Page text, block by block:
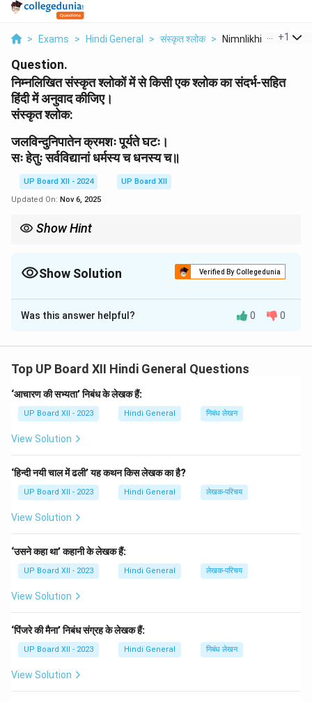
> Exams > Hindi General > संस्कृत श्लोक > Nimnlikhit Sanskrit
+1
Question.
निम्नलिखित संस्कृत श्लोकों में से किसी एक श्लोक का संदर्भ-सहित
हिंदी में अनुवाद कीजिए।
संस्कृत श्लोक:
जलविन्दुनिपातेन क्रमशः पूर्यते घटः।
सः हेतुः सर्वविद्यानां धर्मस्य च धनस्य च॥
UP Board XII - 2024
UP Board XII
Updated On: Nov 6, 2025
Show Hint
Show Solution Verified By Collegedunia
Solution and Explanation
संदर्भ: प्रस्तुत श्लोक में निरंतर प्रयास और धीरे-धीरे अर्जित ज्ञान के
अनुवाद: जिस प्रकार पानी की बूंद-बूंद से घड़ा धीरे-धीरे भर जाता है,
प्राप्ति करनी चाहिए। निरंतर प्रयास और धैर्य से ही व्यक्ति अपने जीवन
में उन्नति कर सकता है।
Was this answer helpful? 0 0
Top UP Board XII Hindi General Questions
‘आचारण की सभ्यता’ निबंध के लेखक हैं:
UP Board XII - 2023 Hindi General निबंध लेखन
View Solution
‘हिन्दी नयी चाल में ढली’ यह कथन किस लेखक का है?
UP Board XII - 2023 Hindi General लेखक-परिचय
View Solution
‘उसने कहा था’ कहानी के लेखक हैं:
UP Board XII - 2023 Hindi General लेखक-परिचय
View Solution
‘पिंजरे की मैना’ निबंध संग्रह के लेखक हैं:
UP Board XII - 2023 Hindi General निबंध लेखन
View Solution